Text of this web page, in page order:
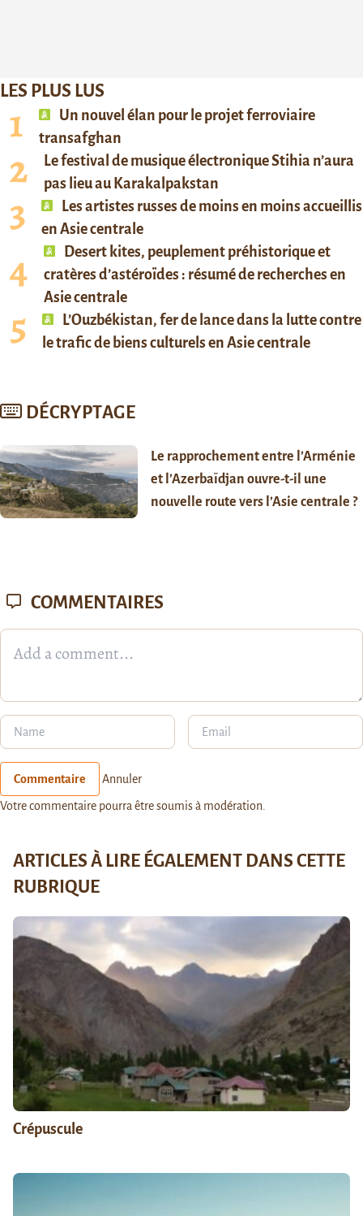
LES PLUS LUS
Un nouvel élan pour le projet ferroviaire
transafghan
Le festival de musique électronique Stihia n’aura
pas lieu au Karakalpakstan
Les artistes russes de moins en moins accueillis
en Asie centrale
Desert kites, peuplement préhistorique et
cratères d’astéroïdes : résumé de recherches en
Asie centrale
L’Ouzbékistan, fer de lance dans la lutte contre
le trafic de biens culturels en Asie centrale
DÉCRYPTAGE
Le rapprochement entre l’Arménie
et l’Azerbaïdjan ouvre-t-il une
nouvelle route vers l’Asie centrale ?
COMMENTAIRES
Commentaire Annuler
Votre commentaire pourra être soumis à modération.
ARTICLES À LIRE ÉGALEMENT DANS CETTE
RUBRIQUE
Crépuscule